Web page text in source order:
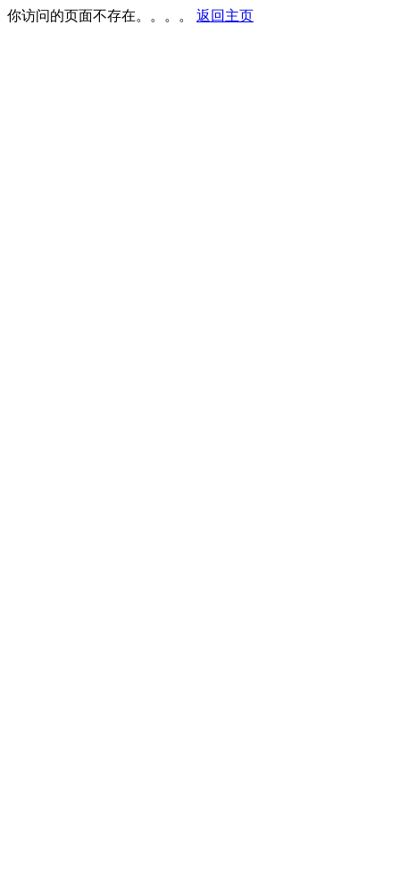
你访问的页面不存在。。。。 返回主页